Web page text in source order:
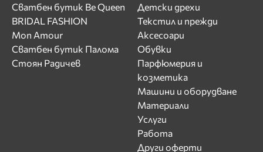
Сватбен бутик Be Queen
BRIDAL FASHION
Mon Amour
Сватбен бутик Палома
Стоян Радичев
Детски дрехи
Текстил и прежди
Аксесоари
Обувки
Парфюмерия и
козметика
Машини и оборудване
Материали
Услуги
Работа
Други оферти